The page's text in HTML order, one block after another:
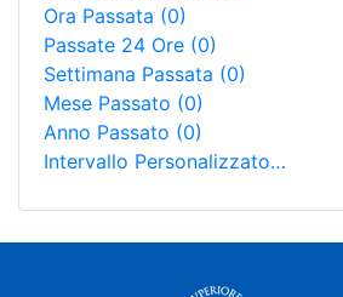
Ora Passata (0)
Passate 24 Ore (0)
Settimana Passata (0)
Mese Passato (0)
Anno Passato (0)
Intervallo Personalizzato…